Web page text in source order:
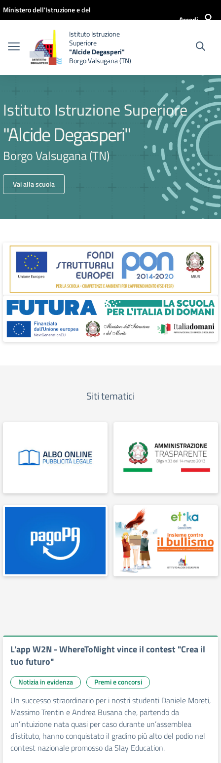
Vai ai contenuti
Vai al menu di navigazione
Vai al footer
Ministero dell'Istruzione e del
Accedi
Istituto Istruzione
Superiore
"Alcide Degasperi"
Borgo Valsugana (TN)
Istituto Istruzione Superiore
"Alcide Degasperi"
Borgo Valsugana (TN)
Vai alla scuola
Siti tematici
L'app W2N - WhereToNight vince il contest "Crea il
tuo futuro"
Notizia in evidenza Premi e concorsi
Un successo straordinario per i nostri studenti Daniele Moreti,
Massimo Trentin e Andrea Busana che, partendo da
un’intuizione nata quasi per caso durante un’assemblea
d’istituto, hanno conquistato il gradino più alto del podio nel
contest nazionale promosso da Slay Education.